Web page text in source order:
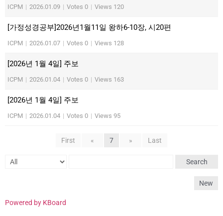
ICPM | 2026.01.09 | Votes 0 | Views 120
[가정성경공부]2026년1월11일 왕하6-10장, 시20편
ICPM | 2026.01.07 | Votes 0 | Views 128
[2026년 1월 4일] 주보
ICPM | 2026.01.04 | Votes 0 | Views 163
[2026년 1월 4일] 주보
ICPM | 2026.01.04 | Votes 0 | Views 95
First « 7 » Last
Search
New
Powered by KBoard